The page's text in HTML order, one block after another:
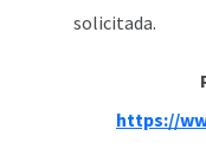
solicitada.
https://